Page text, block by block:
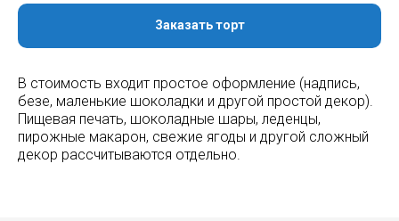
Заказать торт
В стоимость входит простое оформление (надпись,
безе, маленькие шоколадки и другой простой декор).
Пищевая печать, шоколадные шары, леденцы,
пирожные макарон, свежие ягоды и другой сложный
декор рассчитываются отдельно.